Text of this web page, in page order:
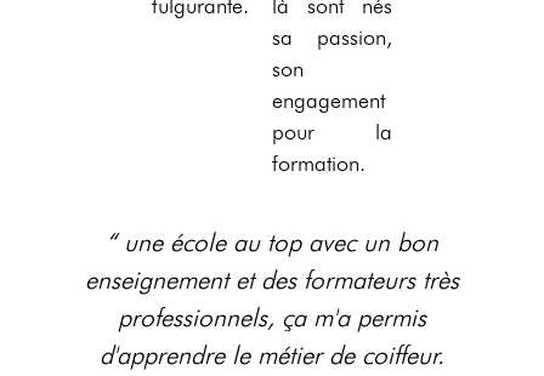
fulgurante.
là sont nés
sa passion,
son
engagement
pour la
formation.
“ une école au top avec un bon
enseignement et des formateurs très
professionnels, ça m'a permis
d'apprendre le métier de coiffeur.